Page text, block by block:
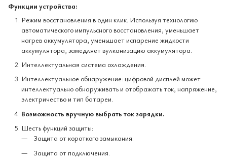
Функции устройства:
Режим восстановления в один клик. Используя технологию
автоматического импульсного восстановления, уменьшает
нагрев аккумулятора, уменьшает испарение жидкости
аккумулятора, замедляет вулканизацию аккумулятора.
Интеллектуальная система охлаждения.
Интеллектуальное обнаружение: цифровой дисплей может
интеллектуально обнаруживать и отображать ток, напряжение,
электричество и тип батареи.
Возможность вручную выбрать ток зарядки.
Шесть функций защиты:
Защита от короткого замыкания.
Защита от подключения.